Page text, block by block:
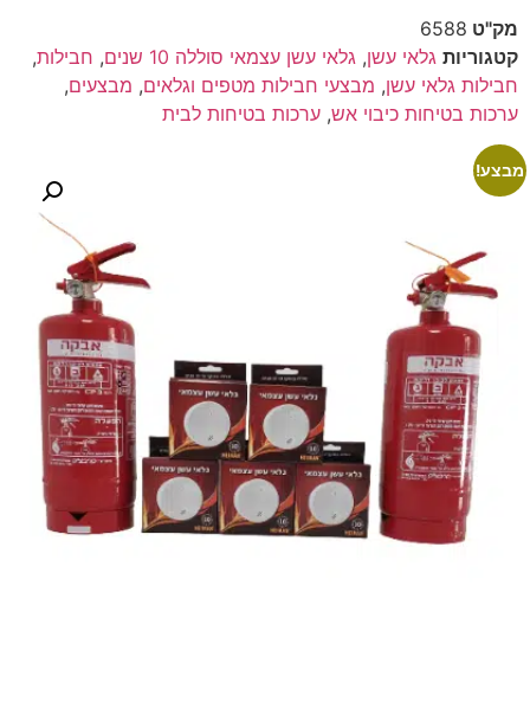
מק"ט 6588
קטגוריות גלאי עשן, גלאי עשן עצמאי סוללה 10 שנים , חבילות,
חבילות גלאי עשן, מבצעי חבילות מטפים וגלאים, מבצעים,
ערכות בטיחות כיבוי אש, ערכות בטיחות לבית
מבצע!